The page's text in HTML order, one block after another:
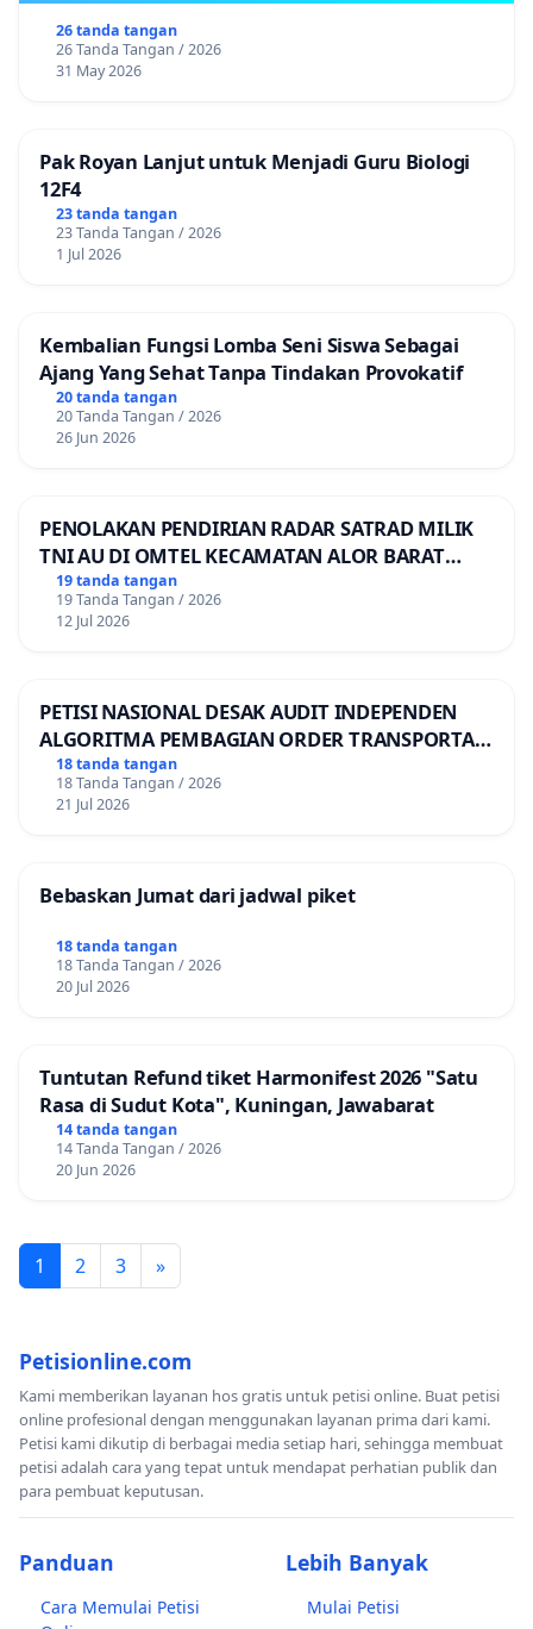
26 tanda tangan
26 Tanda Tangan / 2026
31 May 2026
Pak Royan Lanjut untuk Menjadi Guru Biologi
12F4
23 tanda tangan
23 Tanda Tangan / 2026
1 Jul 2026
Kembalian Fungsi Lomba Seni Siswa Sebagai
Ajang Yang Sehat Tanpa Tindakan Provokatif
20 tanda tangan
20 Tanda Tangan / 2026
26 Jun 2026
PENOLAKAN PENDIRIAN RADAR SATRAD MILIK
TNI AU DI OMTEL KECAMATAN ALOR BARAT
LAUT, KABUPATEN ALOR
19 tanda tangan
19 Tanda Tangan / 2026
12 Jul 2026
PETISI NASIONAL DESAK AUDIT INDEPENDEN
ALGORITMA PEMBAGIAN ORDER TRANSPORTASI
ONLINE
18 tanda tangan
18 Tanda Tangan / 2026
21 Jul 2026
Bebaskan Jumat dari jadwal piket
18 tanda tangan
18 Tanda Tangan / 2026
20 Jul 2026
Tuntutan Refund tiket Harmonifest 2026 "Satu
Rasa di Sudut Kota", Kuningan, Jawabarat
14 tanda tangan
14 Tanda Tangan / 2026
20 Jun 2026
1 2 3 »
Petisionline.com
Kami memberikan layanan hos gratis untuk petisi online. Buat petisi
online profesional dengan menggunakan layanan prima dari kami.
Petisi kami dikutip di berbagai media setiap hari, sehingga membuat
petisi adalah cara yang tepat untuk mendapat perhatian publik dan
para pembuat keputusan.
Panduan
Cara Memulai Petisi
Lebih Banyak
Mulai Petisi